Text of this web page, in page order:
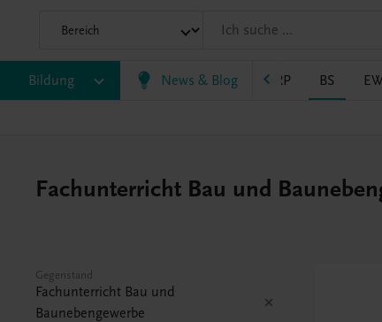
Bildung News & Blog
VS AHS BAFEP/BASOP BRP BS
Fachunterricht Bau und
Gegenstand
Fachunterricht Bau und
Baunebengewerbe